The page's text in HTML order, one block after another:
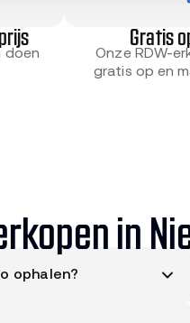
doen
Gratis
Onze RDW-
gratis op en
in
ophalen?